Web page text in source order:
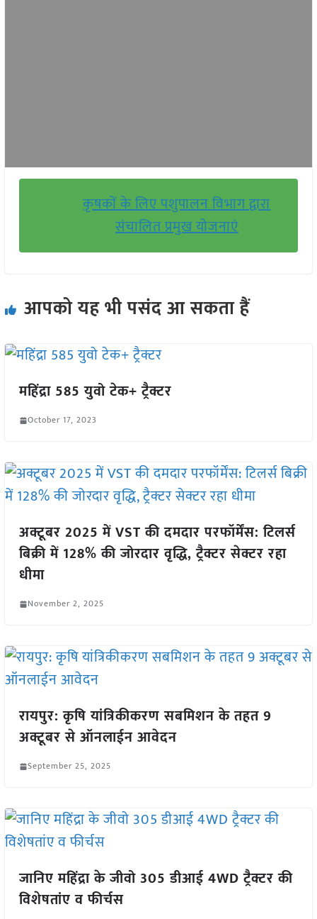
कृषकों के लिए पशुपालन विभाग द्वारा
संचालित प्रमुख योजनाएं
आपको यह भी पसंद आ सकता हैं
महिंद्रा 585 युवो टेक+ ट्रैक्टर
October 17, 2023
अक्टूबर 2025 में VST की दमदार परफॉर्मेंस: टिलर्स
बिक्री में 128% की जोरदार वृद्धि, ट्रैक्टर सेक्टर रहा
धीमा
November 2, 2025
रायपुर: कृषि यांत्रिकीकरण सबमिशन के तहत 9
अक्टूबर से ऑनलाईन आवेदन
September 25, 2025
जानिए महिंद्रा के जीवो 305 डीआई 4WD ट्रैक्टर की
विशेषतांए व फीर्चस